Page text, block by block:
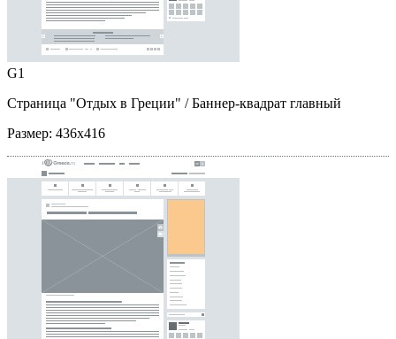
G1
Страница "Отдых в Греции" / Баннер-квадрат главный
Размер: 436x416